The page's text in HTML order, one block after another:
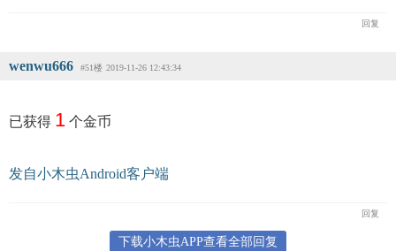
回复
wenwu666 #51楼 2019-11-26 12:43:34
已获得 1 个金币
发自小木虫Android客户端
回复
下载小木虫APP查看全部回复